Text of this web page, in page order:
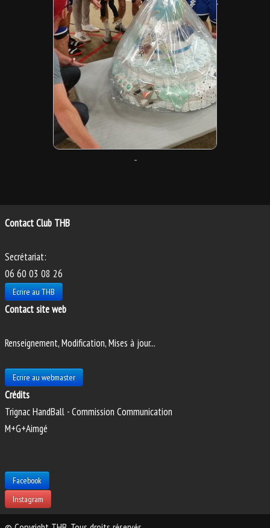
Contact Club THB
Secrétariat:
06 60 03 08 26
Ecrire au THB
Contact site web
Renseignement, Modification, Mises à jour...
Ecrire au webmaster
Crédits
Trignac HandBall - Commission Communication
M+G+Aimgé
Facebook
Instagram